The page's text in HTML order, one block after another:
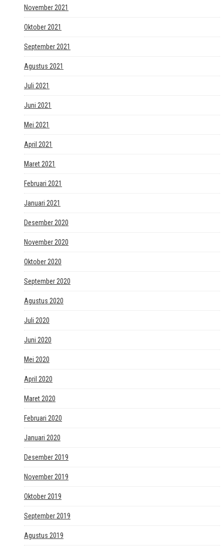
November 2021
Oktober 2021
September 2021
Agustus 2021
Juli 2021
Juni 2021
Mei 2021
April 2021
Maret 2021
Februari 2021
Januari 2021
Desember 2020
November 2020
Oktober 2020
September 2020
Agustus 2020
Juli 2020
Juni 2020
Mei 2020
April 2020
Maret 2020
Februari 2020
Januari 2020
Desember 2019
November 2019
Oktober 2019
September 2019
Agustus 2019